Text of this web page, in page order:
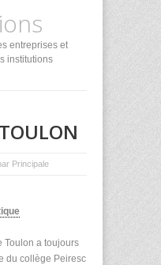
entreprises et
institutions
Principale
Toulon a toujours
du collège Peiresc